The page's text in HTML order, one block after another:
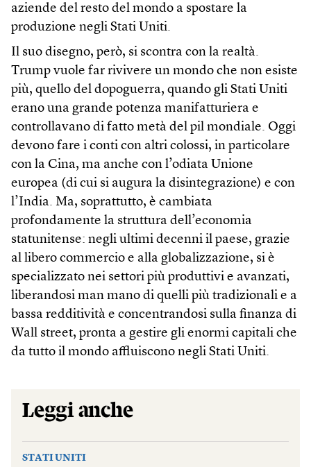
aziende del resto del mondo a spostare la
produzione negli Stati Uniti.
Il suo disegno, però, si scontra con la realtà.
Trump vuole far rivivere un mondo che non esiste
più, quello del dopoguerra, quando gli Stati Uniti
erano una grande potenza manifatturiera e
controllavano di fatto metà del pil mondiale. Oggi
devono fare i conti con altri colossi, in particolare
con la Cina, ma anche con l’odiata Unione
europea (di cui si augura la disintegrazione) e con
l’India. Ma, soprattutto, è cambiata
profondamente la struttura dell’economia
statunitense: negli ultimi decenni il paese, grazie
al libero commercio e alla globalizzazione, si è
specializzato nei settori più produttivi e avanzati,
liberandosi man mano di quelli più tradizionali e a
bassa redditività e concentrandosi sulla finanza di
Wall street, pronta a gestire gli enormi capitali che
da tutto il mondo affluiscono negli Stati Uniti.
Leggi anche
STATI UNITI